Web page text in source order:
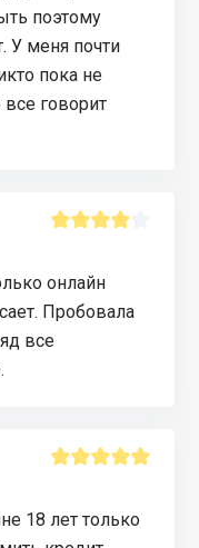
поэтому
У меня почти
пока не
все говорит
онлайн
Пробовала
все
18 лет только